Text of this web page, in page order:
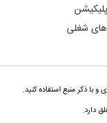
شغلی
با ذکر منبع استفاده کنید.
دارد.